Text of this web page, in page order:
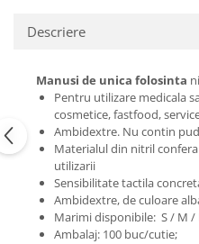
Descriere
Manusi de unica folosinta
Pentru utilizare medicala
cosmetice, fastfood,
Ambidextre. Nu contin
Materialul din nitril
utilizarii
Sensibilitate tactila
Ambidextre, de culoare
Marimi disponibile: S / M /
Ambalaj: 100 buc/cutie;